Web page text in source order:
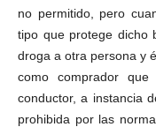
no permitido, pero
tipo que protege dicho
droga a otra persona y
como comprador
conductor, a instancia
prohibida por las